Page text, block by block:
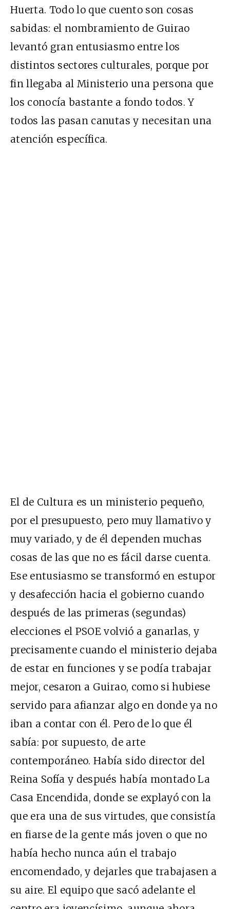
Huerta. Todo lo que cuento son cosas
sabidas: el nombramiento de Guirao
levantó gran entusiasmo entre los
distintos sectores culturales, porque por
fin llegaba al Ministerio una persona que
los conocía bastante a fondo todos. Y
todos las pasan canutas y necesitan una
atención específica.
El de Cultura es un ministerio pequeño,
por el presupuesto, pero muy llamativo y
muy variado, y de él dependen muchas
cosas de las que no es fácil darse cuenta.
Ese entusiasmo se transformó en estupor
y desafección hacia el gobierno cuando
después de las primeras (segundas)
elecciones el PSOE volvió a ganarlas, y
precisamente cuando el ministerio dejaba
de estar en funciones y se podía trabajar
mejor, cesaron a Guirao, como si hubiese
servido para afianzar algo en donde ya no
iban a contar con él. Pero de lo que él
sabía: por supuesto, de arte
contemporáneo. Había sido director del
Reina Sofía y después había montado La
Casa Encendida, donde se explayó con la
que era una de sus virtudes, que consistía
en fiarse de la gente más joven o que no
había hecho nunca aún el trabajo
encomendado, y dejarles que trabajasen a
su aire. El equipo que sacó adelante el